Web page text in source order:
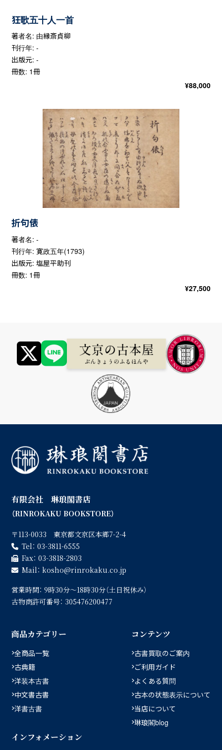
狂歌五十人一首
著者名: 由縁斎貞柳
刊行年: -
出版元: -
冊数: 1冊
¥88,000
折句俵
著者名: -
刊行年: 寛政五年(1793)
出版元: 塩屋平助刊
冊数: 1冊
¥27,500
有限会社 琳琅閣書店
（RINROKAKU BOOKSTORE）
〒113-0033 東京都文京区本郷7-2-4
Tel： 03-3811-6555
Fax： 03-3818-2803
Mail： kosho
rinrokaku.co.jp
営業時間： 9時30分〜18時30分（土日祝休み）
古物商許可番号： 305476200477
商品カテゴリー
全商品一覧
古典籍
洋装本古書
中文書古書
洋書古書
コンテンツ
古書買取のご案内
ご利用ガイド
よくある質問
古本の状態表示について
当店について
琳琅閣blog
インフォメーション